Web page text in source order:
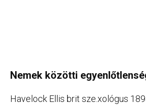
Nemek közötti
Havelock Ellis brit sze.xológus